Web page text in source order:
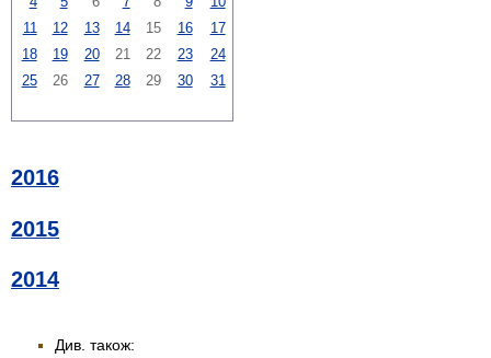
11
12 13 14 15 16
17
18
19 20 21 22 23
24
25
26 27 28 29 30 31
2016
2015
2014
Див. також: